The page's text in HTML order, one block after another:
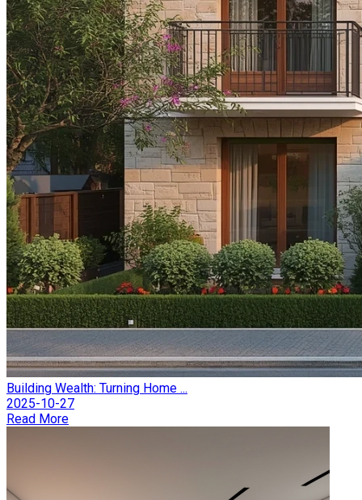
Building Wealth: Turning Home ...
2025-10-27
Read More